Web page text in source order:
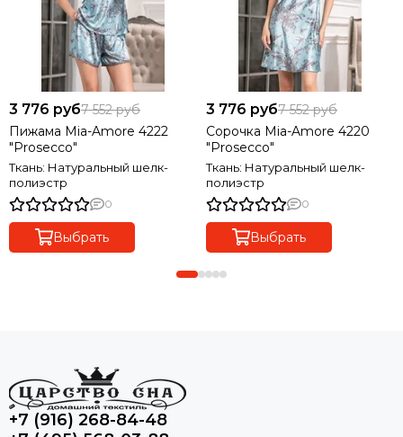
3 776 руб7 552 руб
Пижама Mia-Amore 4222
"Prosecco"
Ткань: Натуральный шелк-
полиэстр
0
Выбрать
3 776 руб7 552 руб
Сорочка Mia-Amore 4220
"Prosecco"
Ткань: Натуральный шелк-
полиэстр
0
Выбрать
+7 (916) 268-84-48